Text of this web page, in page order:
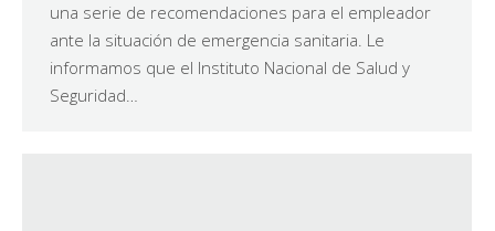
una serie de recomendaciones para el empleador
ante la situación de emergencia sanitaria. Le
informamos que el Instituto Nacional de Salud y
Seguridad…